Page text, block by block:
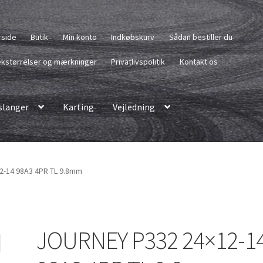
Butik Min konto Indkøbskurv Sådan bestiller du
og mærkninger Privatlivspolitik Kontakt os
Karting
Vejledning
14 98A3 4PR TL 9.8mm
JOURNEY P332 24×12-